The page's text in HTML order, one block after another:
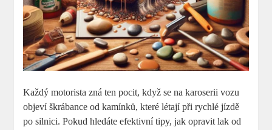
Každý motorista zná ten pocit, když se na karoserii vozu
objeví škrábance od kamínků, které létají při rychlé jízdě
po silnici. Pokud hledáte efektivní tipy, jak opravit lak od